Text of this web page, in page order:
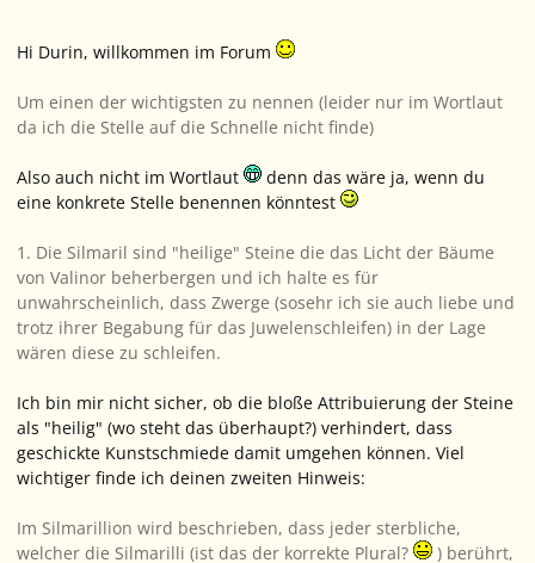
Hi Durin, willkommen im Forum
Um einen der wichtigsten zu nennen (leider nur im Wortlaut
da ich die Stelle auf die Schnelle nicht finde)
Also auch nicht im Wortlaut
denn das wäre ja, wenn du
eine konkrete Stelle benennen könntest
1. Die Silmaril sind "heilige" Steine die das Licht der Bäume
von Valinor beherbergen und ich halte es für
unwahrscheinlich, dass Zwerge (sosehr ich sie auch liebe und
trotz ihrer Begabung für das Juwelenschleifen) in der Lage
wären diese zu schleifen.
Ich bin mir nicht sicher, ob die bloße Attribuierung der Steine
als "heilig" (wo steht das überhaupt?) verhindert, dass
geschickte Kunstschmiede damit umgehen können. Viel
wichtiger finde ich deinen zweiten Hinweis:
Im Silmarillion wird beschrieben, dass jeder sterbliche,
welcher die Silmarilli (ist das der korrekte Plural?
) berührt,